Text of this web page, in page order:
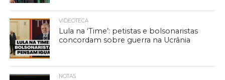
VIDEOTECA
Lula na ‘Time’: petistas e bolsonaristas
concordam sobre guerra na Ucrânia
NOTAS